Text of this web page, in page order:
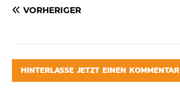
VORHERIGER
HINTERLASSE JETZT EINEN KOMMENTAR